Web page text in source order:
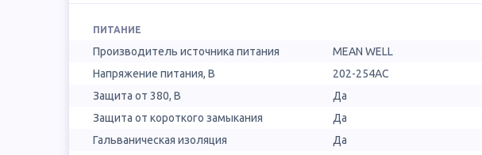
ПИТАНИЕ
Производитель источника питания
MEAN WELL
Напряжение питания, В
202-254AC
Защита от 380, В
Да
Защита от короткого замыкания
Да
Гальваническая изоляция
Да